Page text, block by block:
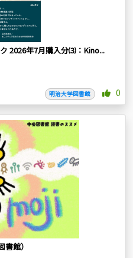
2026年7月購入分⑶：Kino...
明治大学図書館 0
館）